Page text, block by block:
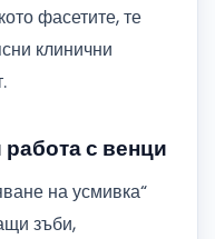
фасетите, те
клинични
с венци
на усмивка“
зъби,